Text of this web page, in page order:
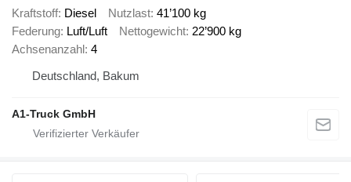
Kraftstoff Diesel Nutzlast 41’100 kg
Federung Luft/Luft Nettogewicht 22’900 kg
Achsenanzahl 4
Deutschland, Bakum
A1-Truck GmbH